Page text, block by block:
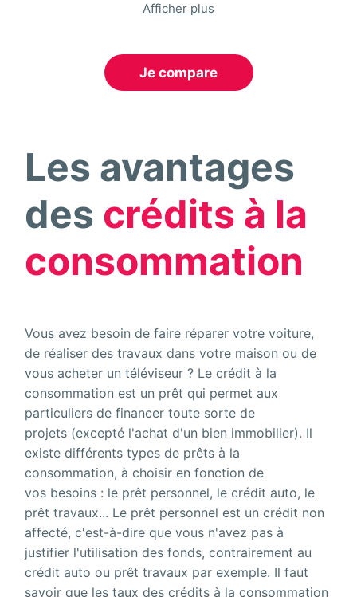
Afficher plus
Je compare
Les avantages
des crédits à la
consommation
Vous avez besoin de faire réparer votre voiture,
de réaliser des travaux dans votre maison ou de
vous acheter un téléviseur ? Le crédit à la
consommation est un prêt qui permet aux
particuliers de financer toute sorte de
projets (excepté l'achat d'un bien immobilier). Il
existe différents types de prêts à la
consommation, à choisir en fonction de
vos besoins : le prêt personnel, lecrédit auto, le
prêt travaux... Le prêt personnel est un crédit non
affecté, c'est-à-dire que vous n'avez pas à
justifier l'utilisation des fonds, contrairement au
crédit auto ou prêt travaux par exemple. Il faut
savoir que les taux des crédits à la consommation